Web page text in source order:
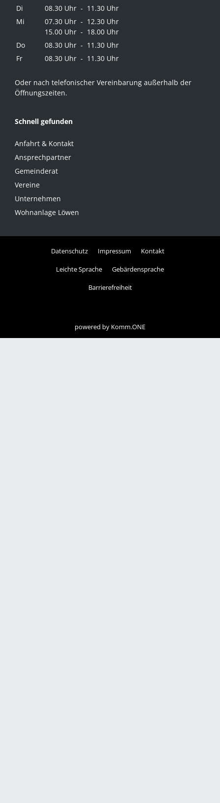
Di
08.30 Uhr - 11.30 Uhr
Mi
07.30 Uhr - 12.30 Uhr
15.00 Uhr - 18.00 Uhr
Do
08.30 Uhr - 11.30 Uhr
Fr
08.30 Uhr - 11.30 Uhr
Oder nach telefonischer Vereinbarung außerhalb der
Öffnungszeiten.
Schnell gefunden
Anfahrt & Kontakt
Ansprechpartner
Gemeinderat
Vereine
Unternehmen
Wohnanlage Löwen
Datenschutz Impressum Kontakt
Leichte Sprache Gebärdensprache
Barrierefreiheit
powered by Komm.ONE